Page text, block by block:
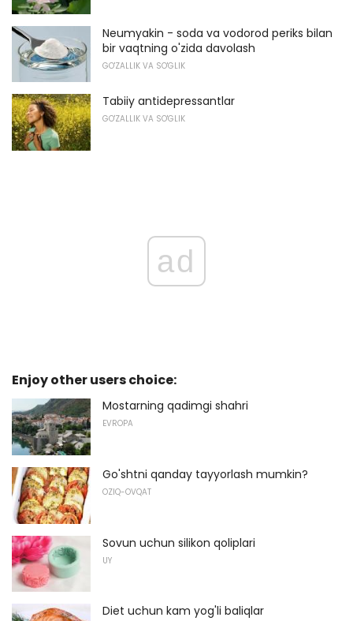
Neumyakin - soda va vodorod periks bilan
bir vaqtning o'zida davolash
GO'ZALLIK VA SO'GLIK
Tabiiy antidepressantlar
GO'ZALLIK VA SO'GLIK
ad
Enjoy other users choice:
Mostarning qadimgi shahri
EVROPA
Go'shtni qanday tayyorlash mumkin?
OZIQ-OVQAT
Sovun uchun silikon qoliplari
UY
Diet uchun kam yog'li baliqlar